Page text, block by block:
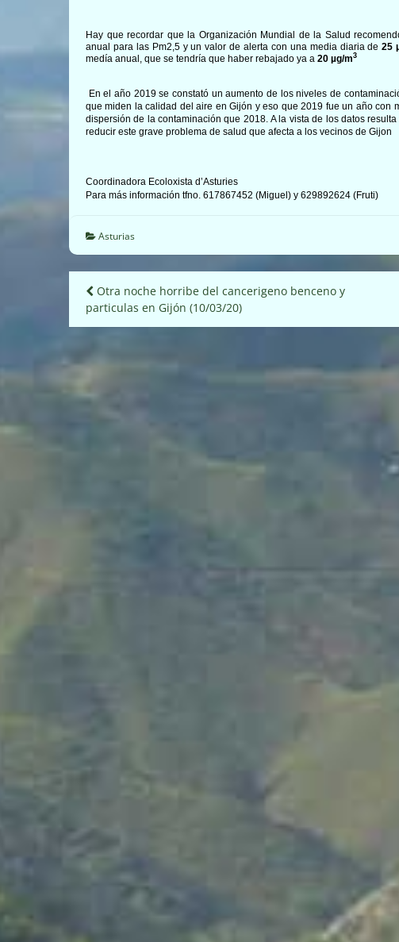
Hay que recordar que la Organización Mundial de la Salud
anual para las Pm2,5 y un valor de alerta con una media diaria de25
medía anual, que se tendría que haber rebajado ya a 20 µg/m3
En el año 2019 se constató un aumento de los niveles de
que miden la calidad del aire en Gijón y eso que 2019 fue un año con
dispersión de la contaminación que 2018. A la vista de los datos
reducir este grave problema de salud que afecta a los vecinos de Gijon
Coordinadora Ecoloxista d’Asturies
Para más información tfno. 617867452 (Miguel) y 629892624 (Fruti)
Asturias
Navegación
de
Otra noche horribe del cancerigeno benceno y
particulas en Gijón (10/03/20)